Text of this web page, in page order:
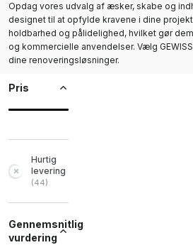
Opdag vores udvalg af æsker, skabe og
designet til at opfylde kravene i dine
holdbarhed og pålidelighed, hvilket gør
og kommercielle anvendelser. Vælg
dine renoveringsløsninger.
Pris
Hurtig
levering
(44)
Gennemsnitlig
vurdering